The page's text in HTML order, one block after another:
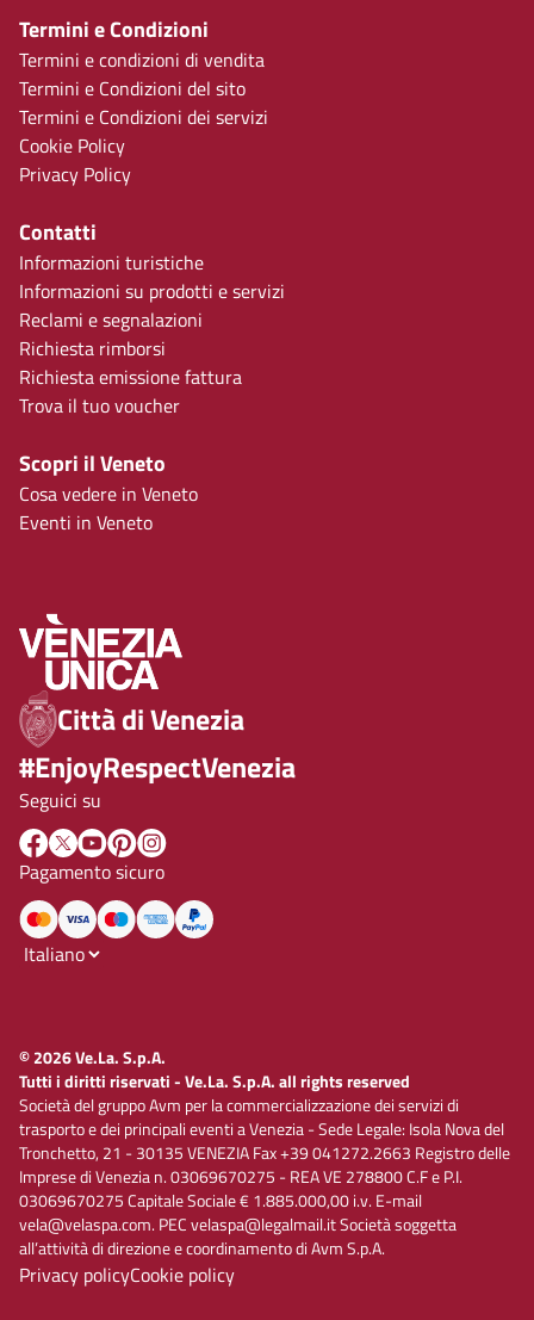
Termini e Condizioni
Termini e condizioni di vendita
Termini e Condizioni del sito
Termini e Condizioni dei servizi
Cookie Policy
Privacy Policy
Contatti
Informazioni turistiche
Informazioni su prodotti e servizi
Reclami e segnalazioni
Richiesta rimborsi
Richiesta emissione fattura
Trova il tuo voucher
Scopri il Veneto
Cosa vedere in Veneto
Eventi in Veneto
Città di Venezia
#EnjoyRespectVenezia
Seguici su
Pagamento sicuro
© 2026 Ve.La. S.p.A.
Tutti i diritti riservati - Ve.La. S.p.A. all rights reserved
Società del gruppo Avm per la commercializzazione dei servizi di
trasporto e dei principali eventi a Venezia - Sede Legale: Isola Nova del
Tronchetto, 21 - 30135 VENEZIA Fax +39 041272.2663 Registro delle
Imprese di Venezia n. 03069670275 - REA VE 278800 C.F e P.I.
03069670275 Capitale Sociale € 1.885.000,00 i.v. E-mail
vela@velaspa.com. PEC velaspa@legalmail.it Società soggetta
all’attività di direzione e coordinamento di Avm S.p.A.
Privacy policyCookie policy